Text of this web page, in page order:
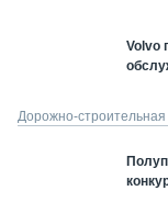
Volvo
Дорожно-строительная